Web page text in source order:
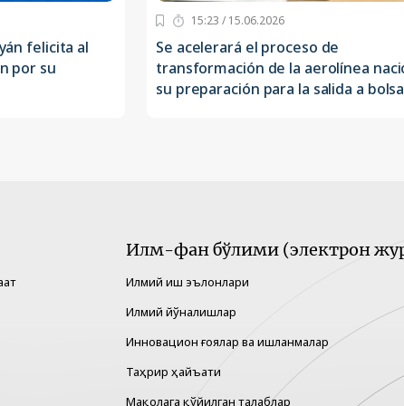
felicita al
por su
15:23 / 15.06.2026
Se acelerará el proceso de
transformación de la aerolínea
su preparación para la salida a bolsa
Илм-фан бўлими (электрон
Илмий иш эълонлари
Илмий йўналишлар
Инновацион ғоялар ва ишланмалар
Таҳрир ҳайъати
Мақолага қўйилган талаблар